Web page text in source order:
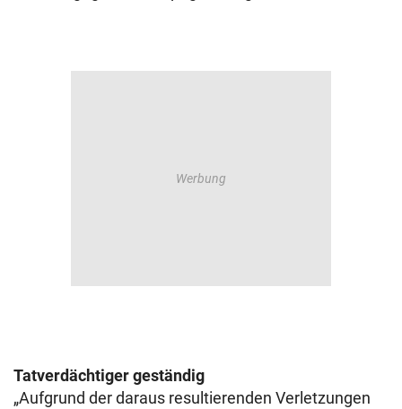
Tatverdächtiger geständig
„Aufgrund der daraus resultierenden Verletzungen